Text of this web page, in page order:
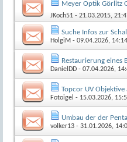
Meyer Optik Görlitz
JKoch51 - 21.03.2015,
Suche Infos zur
HolgiM - 09.04.2026,
Restaurierung eines
DanielDD - 07.04.2026,
Topcor UV Objektive
Fotoigel - 15.03.2026,
Umbau der der
volker13 - 31.01.2026,